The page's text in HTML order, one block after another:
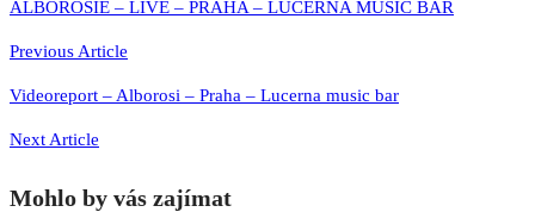
Navigace
pro
ALBOROSIE – LIVE – PRAHA – LUCERNA MUSIC BAR
Previous Article
Videoreport – Alborosi – Praha – Lucerna music bar
Next Article
Mohlo by vás zajímat